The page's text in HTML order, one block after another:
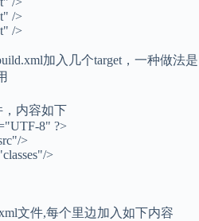
/>
/>
加入几个target，一种做法是
，内容如下
8" ?>
>
>
文件,每个里边加入如下内容